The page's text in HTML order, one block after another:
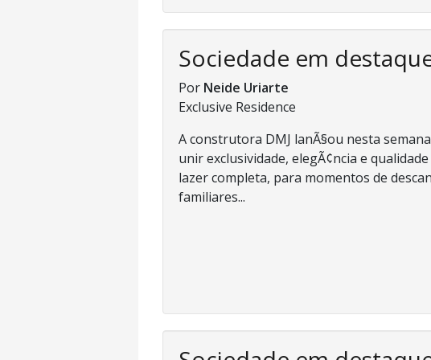
Sociedade em
Por Neide Uriarte
Exclusive Residence
A construtora DMJ lanÃ§ou nesta
unir exclusividade, elegÃ¢ncia e
lazer completa, para momentos de
familiares...